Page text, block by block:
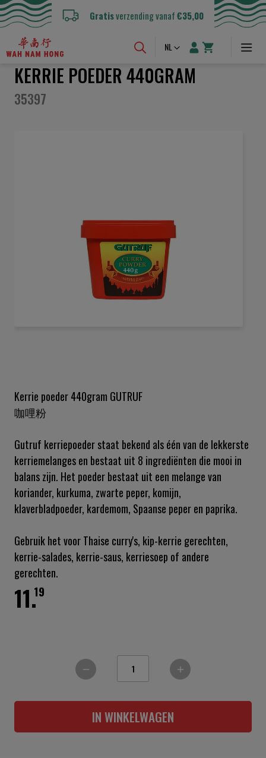
Gratisverzending vanaf€35,00
Taal
NL
KERRIE POEDER 440GRAM
35397
de
afbeeldingen-
gallerij
Kerrie poeder 440gram GUTRUF
咖哩粉
Gutruf kerriepoeder staat bekend als één van de lekkerste
kerriemelanges en bestaat uit 8 ingrediënten die mooi in
balans zijn. Het poeder bestaat uit een melange van
koriander, kurkuma, zwarte peper, komijn,
klaverbladpoeder, kardemom, Spaanse peper en paprika.
Gebruik het voor Thaise curry's, kip-kerrie gerechten,
kerrie-salades, kerrie-saus, kerriesoep of andere
gerechten.
19
11.
IN WINKELWAGEN